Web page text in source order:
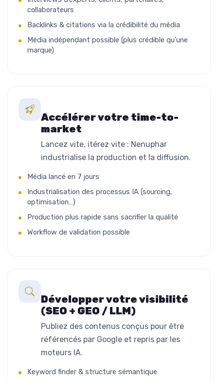
collaborateurs
Backlinks & citations via la crédibilité du média
Média indépendant possible (plus crédible qu’une
marque)
Accélérer votre time-to-
market
Lancez vite, itérez vite : Nenuphar
industrialise la production et la diffusion.
Média lancé en 7 jours
Industrialisation des processus IA (sourcing,
optimisation…)
Production plus rapide sans sacrifier la qualité
Workflow de validation possible
Développer votre visibilité
(SEO + GEO / LLM)
Publiez des contenus conçus pour être
référencés par Google et repris par les
moteurs IA.
Keyword finder & structure sémantique